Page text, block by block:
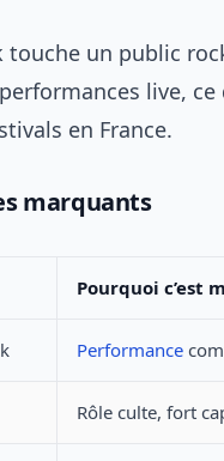
touche un public
live,
en France.
marquants
Pourquoi c’est
Performance
Rôle culte, fort